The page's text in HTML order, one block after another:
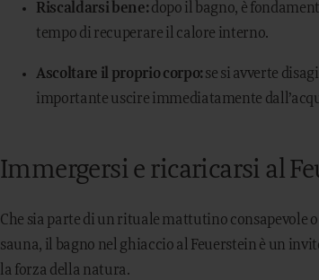
Riscaldarsi bene: dopo il bagno, è
tempo di recuperare il calore interno.
Ascoltare il proprio corpo: se si avverte
importante uscire immediatamente
Immergersi e ricaricarsi al
Che sia parte di un rituale mattutino consapevole
sauna, il bagno nel ghiaccio al Feuerstein è un
la forza della natura.